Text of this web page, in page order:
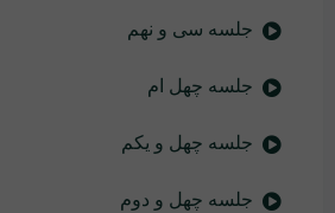
جلسه سی و نهم
جلسه چهل ام
جلسه چهل و یکم
جلسه چهل و دوم